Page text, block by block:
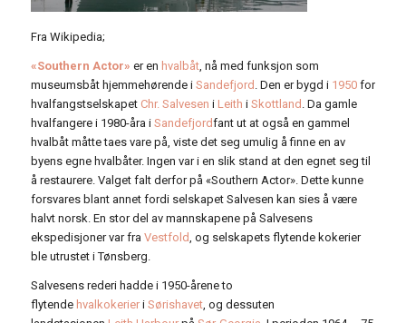
Fra Wikipedia;
«Southern Actor» er en hvalbåt, nå med funksjon som
museumsbåt hjemmehørende i Sandefjord . Den er bygd i 1950for
hvalfangstselskapet Chr. Salvesen i Leith i Skottland . Da gamle
hvalfangere i 1980-åra i Sandefjordfant ut at også en gammel
hvalbåt måtte taes vare på, viste det seg umulig å finne en av
byens egne hvalbåter. Ingen var i en slik stand at den egnet seg til
å restaurere. Valget falt derfor på «Southern Actor». Dette kunne
forsvares blant annet fordi selskapet Salvesen kan sies å være
halvt norsk. En stor del av mannskapene på Salvesens
ekspedisjoner var fra Vestfold, og selskapets flytende kokerier
ble utrustet i Tønsberg.
Salvesens rederi hadde i 1950-årene to
flytende hvalkokerieri Sørishavet, og dessuten